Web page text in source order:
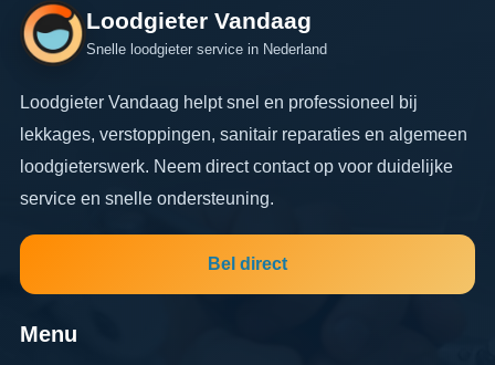
Loodgieter Vandaag
Snelle loodgieter service in Nederland
Loodgieter Vandaag helpt snel en professioneel bij
lekkages, verstoppingen, sanitair reparaties en algemeen
loodgieterswerk. Neem direct contact op voor duidelijke
service en snelle ondersteuning.
Bel direct
Menu